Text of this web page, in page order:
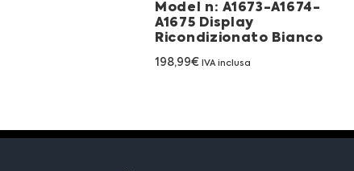
Model n: A1673-A1674-
A1675 Display
Ricondizionato Bianco
198,99€ IVA inclusa